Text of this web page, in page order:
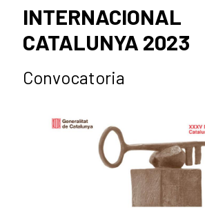
INTERNACIONAL
CATALUNYA 2023
Convocatoria